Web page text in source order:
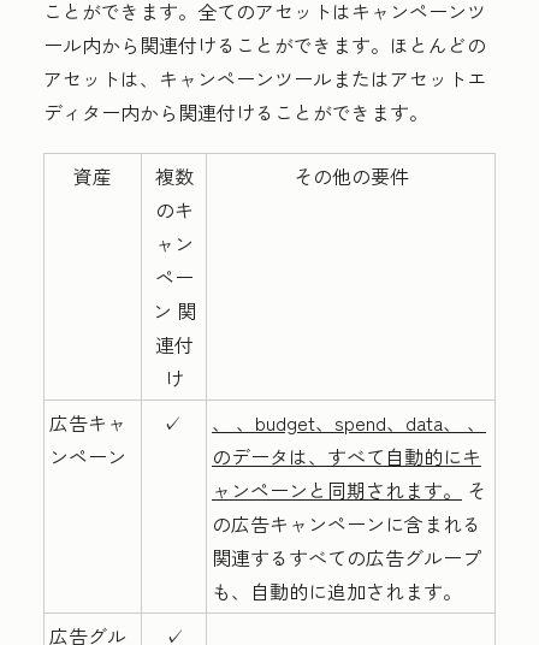
ことができます。全てのアセットはキャンペーンツ
ール内から関連付けることができます。ほとんどの
アセットは、キャンペーンツールまたはアセットエ
ディター内から関連付けることができます。
資産
複数
のキ
ャン
ペー
ン 関
連付
け
その他の要件
広告キャ
ンペーン
✓
、 、budget、spend、data、 、
のデータは、すべて自動的にキ
ャンペーンと同期されます。
そ
の広告キャンペーンに含まれる
関連するすべての広告グループ
も、自動的に追加されます。
広告グル
✓